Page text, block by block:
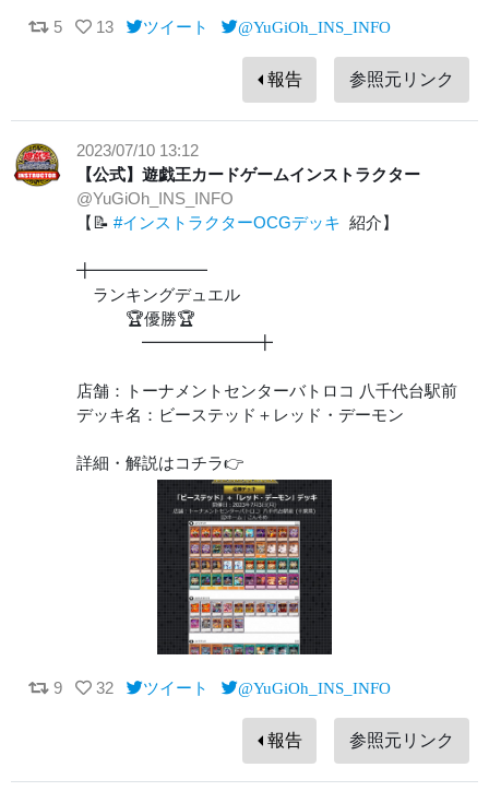
5 13 ツイート @YuGiOh_INS_INFO
報告 参照元リンク
2023/07/10 13:12
【公式】遊戯王カードゲームインストラクター
@YuGiOh_INS_INFO
【📝 #インストラクターOCGデッキ 紹介】
╋━━━━━━━
ランキングデュエル
🏆優勝🏆
━━━━━━━╋
店舗：トーナメントセンターバトロコ 八千代台駅前
デッキ名：ビーステッド＋レッド・デーモン
詳細・解説はコチラ👉
9 32 ツイート @YuGiOh_INS_INFO
報告 参照元リンク